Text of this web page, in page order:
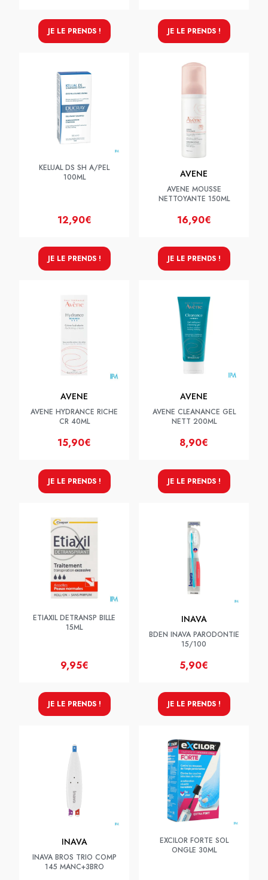
JE LE PRENDS ! JE LE PRENDS !
KELUAL DS SH A/PEL
100ML
12,90€
JE LE PRENDS !
AVENE
AVENE MOUSSE
NETTOYANTE 150ML
16,90€
JE LE PRENDS !
AVENE
AVENE HYDRANCE RICHE
CR 40ML
15,90€
JE LE PRENDS !
AVENE
AVENE CLEANANCE GEL
NETT 200ML
8,90€
JE LE PRENDS !
ETIAXIL DETRANSP BILLE
15ML
9,95€
JE LE PRENDS !
INAVA
BDEN INAVA PARODONTIE
15/100
5,90€
JE LE PRENDS !
INAVA
INAVA BROS TRIO COMP
145 MANC+3BRO
EXCILOR FORTE SOL
ONGLE 30ML